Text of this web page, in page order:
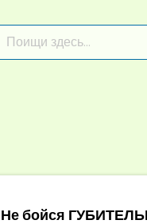
Не бойся